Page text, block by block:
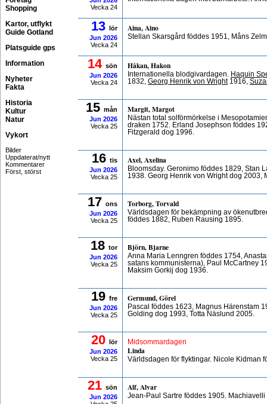
Shopping
Kartor, utflykt
Guide Gotland
Platsguide gps
Information
Nyheter
Fakta
Historia
Kultur
Natur
Vykort
Bilder
Uppdaterat/nytt
Kommentarer
Först, störst
Vecka 24
13 lör
Jun 2026
Vecka 24
Aina, Aino
Stellan Skarsgård föddes 1951, Måns
14 sön
Jun 2026
Vecka 24
Håkan, Hakon
Internationella blodgivardagen.
Haquin
1832, Georg Henrik von Wright1916,
15 mån
Jun 2026
Vecka 25
Margit, Margot
Nästan total solförmörkelse i
draken 1752. Erland Josephson föddes
Fitzgerald dog 1996.
16 tis
Jun 2026
Vecka 25
Axel, Axelina
Bloomsday. Geronimo föddes 1829, Stan
1938. Georg Henrik von Wright dog 2003,
17 ons
Jun 2026
Vecka 25
Torborg, Torvald
Världsdagen för bekämpning av
föddes 1882, Ruben Rausing 1895.
18 tor
Jun 2026
Vecka 25
Björn, Bjarne
Anna Maria Lenngren föddes 1754,
satans kommunisterna), Paul McCartney
Maksim Gorkij dog 1936.
19 fre
Jun 2026
Vecka 25
Germund, Görel
Pascal föddes 1623, Magnus Härenstam
Golding dog 1993, Totta Näslund 2005.
20 lör
Jun 2026
Vecka 25
Midsommardagen
Linda
Världsdagen för flyktingar. Nicole Kidman
21 sön
Jun 2026
Alf, Alvar
Jean-Paul Sartre föddes 1905. Machiavelli